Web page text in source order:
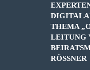
THEMA
LEITUNG
RÖSSNER